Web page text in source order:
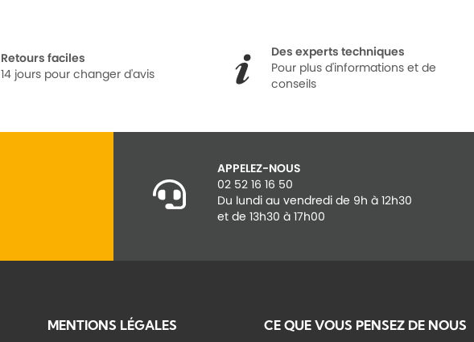
Retours faciles
14 jours pour changer d'avis
Des experts techniques
Pour plus d'informations et de
conseils
APPELEZ-NOUS
02 52 16 16 50
Du lundi au vendredi de 9h à 12h30
et de 13h30 à 17h00
MENTIONS LÉGALES
CE QUE VOUS PENSEZ DE NOUS